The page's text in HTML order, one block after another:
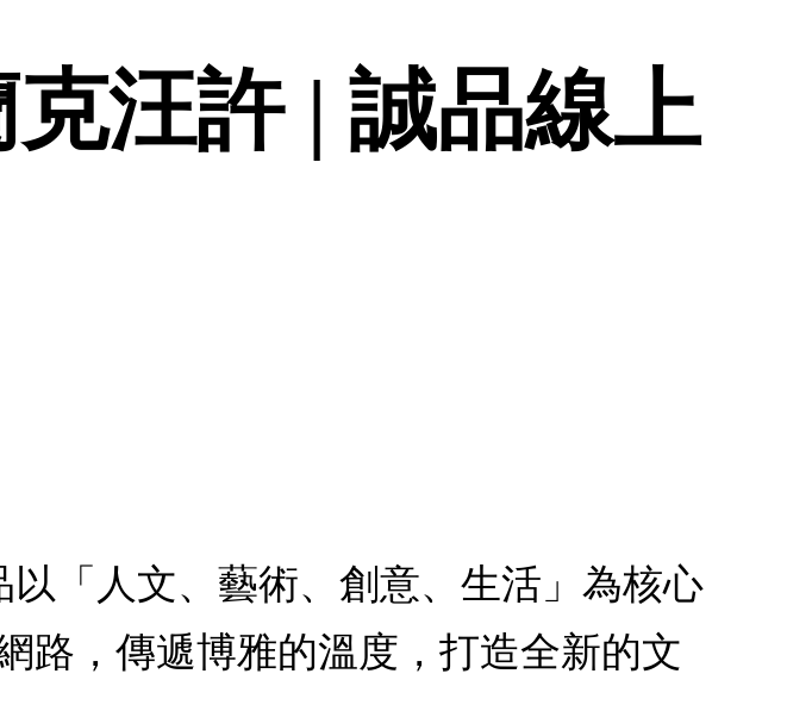
汪許 | 誠品線上
「人文、藝術、創意、生活」為核心
路，傳遞博雅的溫度，打造全新的文